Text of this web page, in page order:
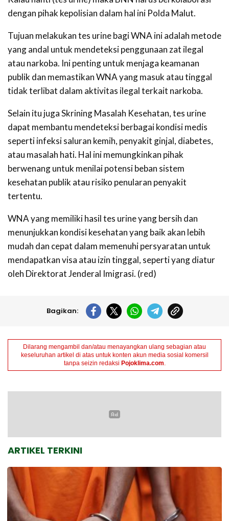
dengan pihak kepolisian dalam hal ini Polda Malut.
Tujuan melakukan tes urine bagi WNA ini adalah metode
yang andal untuk mendeteksi penggunaan zat ilegal
atau narkoba. Ini penting untuk menjaga keamanan
publik dan memastikan WNA yang masuk atau tinggal
tidak terlibat dalam aktivitas ilegal terkait narkoba.
Selain itu juga Skrining Masalah Kesehatan, tes urine
dapat membantu mendeteksi berbagai kondisi medis
seperti infeksi saluran kemih, penyakit ginjal, diabetes,
atau masalah hati. Hal ini memungkinkan pihak
berwenang untuk menilai potensi beban sistem
kesehatan publik atau risiko penularan penyakit
tertentu.
WNA yang memiliki hasil tes urine yang bersih dan
menunjukkan kondisi kesehatan yang baik akan lebih
mudah dan cepat dalam memenuhi persyaratan untuk
mendapatkan visa atau izin tinggal, seperti yang diatur
oleh Direktorat Jenderal Imigrasi. (red)
Bagikan:
Dilarang mengambil dan/atau menayangkan ulang sebagian atau
keseluruhan artikel di atas untuk konten akun media sosial komersil
tanpa seizin redaksi Pojoklima.com.
ARTIKEL TERKINI